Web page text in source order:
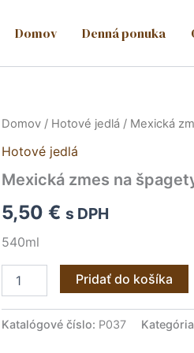
Domov Denná ponuka
Domov / Hotové jedlá / Mexická
Hotové jedlá
Mexická zmes na
5,50 € s DPH
540ml
množstvo
zmes
špagety
Pridať do košíka
Katalógové číslo: P037